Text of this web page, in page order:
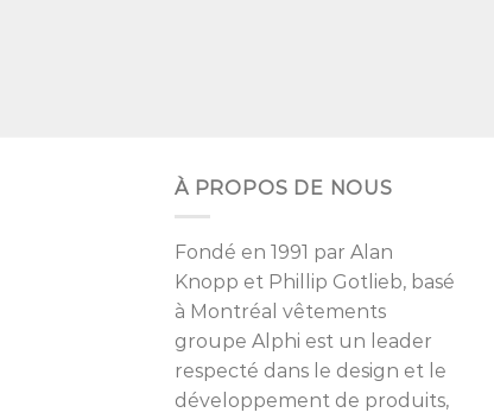
À PROPOS DE NOUS
Fondé en 1991 par Alan
Knopp et Phillip Gotlieb, basé
à Montréal vêtements
groupe Alphi est un leader
respecté dans le design et le
développement de produits,